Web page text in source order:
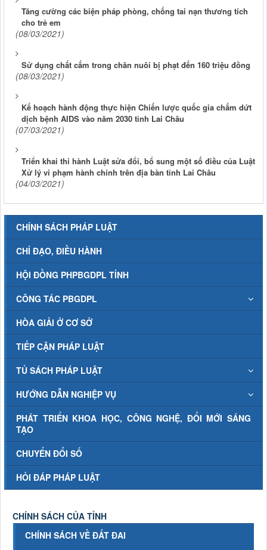
Tăng cường các biện pháp phòng, chống tai nạn thương tích
cho trẻ em
(08/03/2021)
Sử dụng chất cấm trong chăn nuôi bị phạt đến 160 triệu đồng
(08/03/2021)
Kế hoạch hành động thực hiện Chiến lược quốc gia chấm dứt
dịch bệnh AIDS vào năm 2030 tỉnh Lai Châu
(07/03/2021)
Triển khai thi hành Luật sửa đổi, bổ sung một số điều của Luật
Xử lý vi phạm hành chính trên địa bàn tỉnh Lai Châu
(04/03/2021)
CHÍNH SÁCH PHÁP LUẬT
CHỈ ĐẠO, ĐIỀU HÀNH
HỘI ĐỒNG PHPBGDPL TỈNH
CÔNG TÁC PBGDPL
HÒA GIẢI Ở CƠ SỞ
TIẾP CẬN PHÁP LUẬT
TỦ SÁCH PHÁP LUẬT
HƯỚNG DẪN NGHIỆP VỤ
PHÁT TRIỂN KHOA HỌC, CÔNG NGHỆ, ĐỔI MỚI SÁNG
TẠO
CHUYỂN ĐỔI SỐ
HỎI ĐÁP PHÁP LUẬT
CHÍNH SÁCH CỦA TỈNH
CHÍNH SÁCH VỀ ĐẤT ĐAI